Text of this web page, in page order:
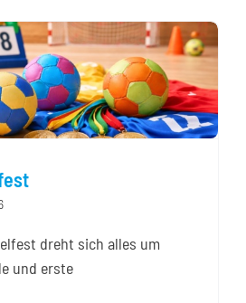
dreht sich alles um
und erste